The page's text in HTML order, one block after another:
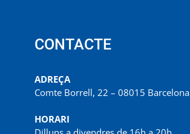
CONTACTE
ADREÇA
Comte Borrell, 22 – 08015 Barcelona
HORARI